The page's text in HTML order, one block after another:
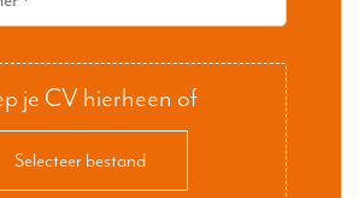
je CV hierheen of
Selecteer bestand